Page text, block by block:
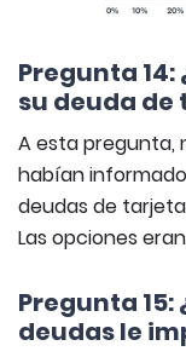
Pregunta
su deuda
A esta pregunta,
habían
deudas de
Las opciones eran
Pregunta 15:
deudas le